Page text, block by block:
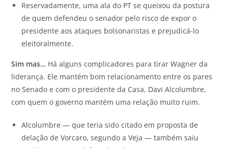
Reservadamente, uma ala do PT se queixou da postura
de quem defendeu o senador pelo risco de expor o
presidente aos ataques bolsonaristas e prejudicá-lo
eleitoralmente.
Sim mas… Há alguns complicadores para tirar Wagner da
liderança. Ele mantém bom relacionamento entre os pares
no Senado e com o presidente da Casa, Davi Alcolumbre,
com quem o governo mantém uma relação muito ruim.
Alcolumbre — que teria sido citado em proposta de
delação de Vorcaro, segundo a Veja — também saiu